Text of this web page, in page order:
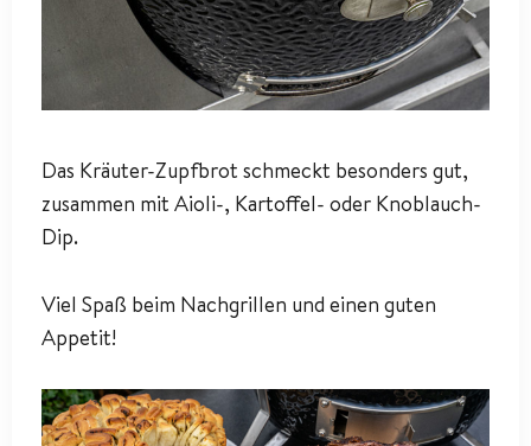
Das Kräuter-Zupfbrot schmeckt besonders gut,
zusammen mit Aioli-, Kartoffel- oder Knoblauch-
Dip.
Viel Spaß beim Nachgrillen und einen guten
Appetit!